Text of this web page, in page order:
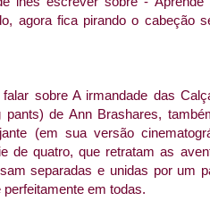
agora fica pirando o cabeção
sobre A irmandade das
pants) de Ann Brashares,
(em sua versão
de quatro, que retratam as
separadas e unidas por um
em todas.